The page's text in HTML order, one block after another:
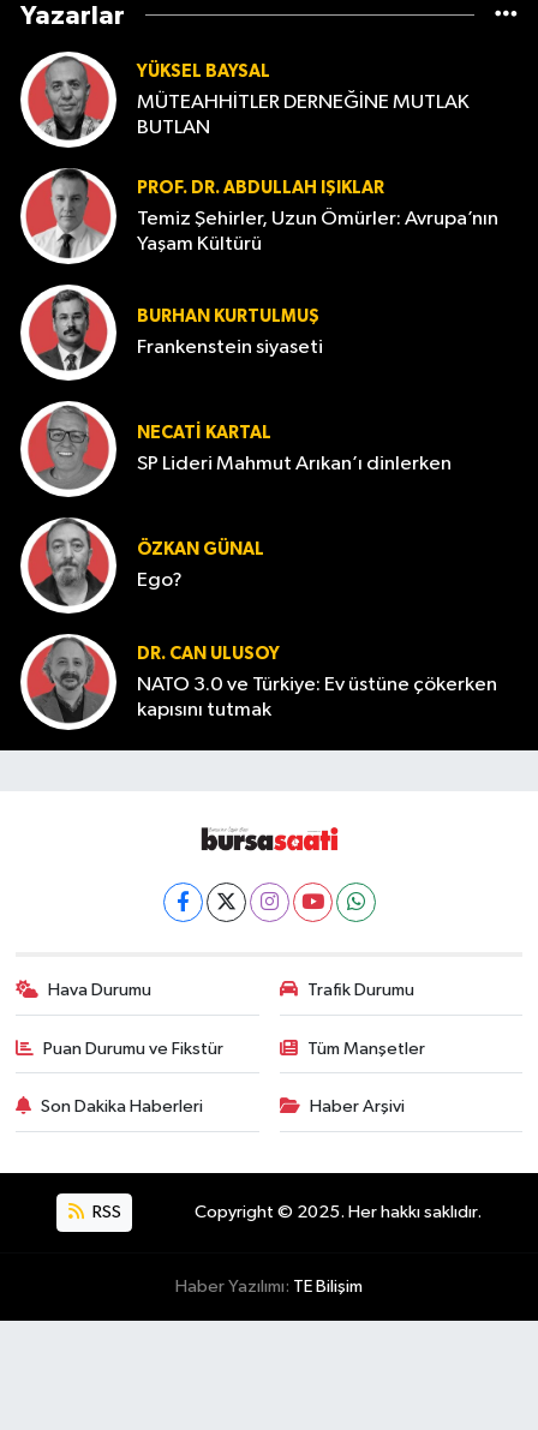
Yazarlar
YÜKSEL BAYSAL
MÜTEAHHİTLER DERNEĞİNE MUTLAK
BUTLAN
PROF. DR. ABDULLAH IŞIKLAR
Temiz Şehirler, Uzun Ömürler: Avrupa’nın
Yaşam Kültürü
BURHAN KURTULMUŞ
Frankenstein siyaseti
NECATI KARTAL
SP Lideri Mahmut Arıkan’ı dinlerken
ÖZKAN GÜNAL
Ego?
DR. CAN ULUSOY
NATO 3.0 ve Türkiye: Ev üstüne çökerken
kapısını tutmak
Hava Durumu Trafik Durumu
Puan Durumu ve Fikstür Tüm Manşetler
Son Dakika Haberleri Haber Arşivi
RSS Copyright © 2025. Her hakkı saklıdır.
Haber Yazılımı: TE Bilişim